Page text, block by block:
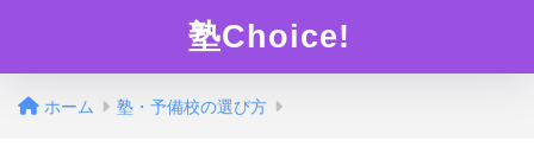
塾Choice!
ホーム 塾・予備校の選び方